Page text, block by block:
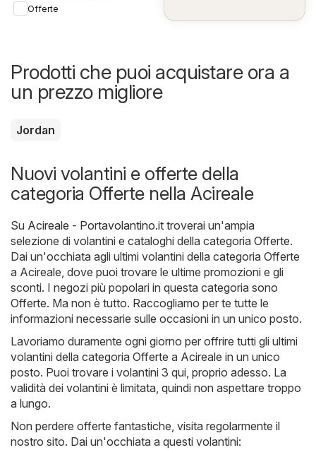
Offerte
Prodotti che puoi acquistare ora a
un prezzo migliore
Jordan
Nuovi volantini e offerte della
categoria Offerte nella Acireale
Su Acireale - Portavolantino.it troverai un'ampia
selezione di volantini e cataloghi della categoria Offerte.
Dai un'occhiata agli ultimi volantini della categoria Offerte
a Acireale, dove puoi trovare le ultime promozioni e gli
sconti. I negozi più popolari in questa categoria sono
Offerte. Ma non è tutto. Raccogliamo per te tutte le
informazioni necessarie sulle occasioni in un unico posto.
Lavoriamo duramente ogni giorno per offrire tutti gli ultimi
volantini della categoria Offerte a Acireale in un unico
posto. Puoi trovare i volantini 3 qui, proprio adesso. La
validità dei volantini è limitata, quindi non aspettare troppo
a lungo.
Non perdere offerte fantastiche, visita regolarmente il
nostro sito. Dai un'occhiata a questi volantini: